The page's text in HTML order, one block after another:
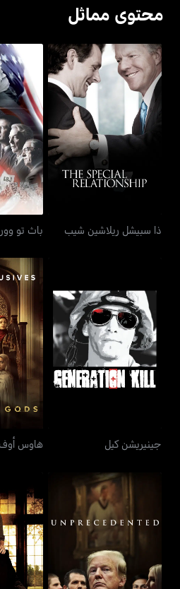
محتوى مماثل
ذا سبيشل ريلاشين شيب
ذا سبيشل ريلاشين شيب باث تو وور
جينيريشن كيل
جينيريشن كيل هاوس
أنبريسدنتد